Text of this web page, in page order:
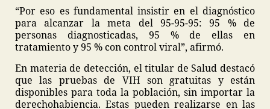
“Por eso es fundamental insistir en el diagnóstico
para alcanzar la meta del 95-95-95: 95 % de
personas diagnosticadas, 95 % de ellas en
tratamiento y 95 % con control viral”, afirmó.
En materia de detección, el titular de Salud destacó
que las pruebas de VIH son gratuitas y están
disponibles para toda la población, sin importar la
derechohabiencia. Estas pueden realizarse en las